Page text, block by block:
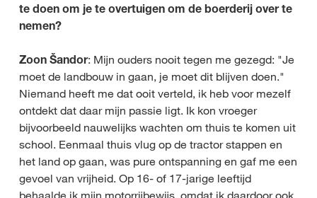
te doen om je te overtuigen om de boerderij over te
nemen?
Zoon Šandor: Mijn ouders nooit tegen me gezegd: "Je
moet de landbouw in gaan, je moet dit blijven doen."
Niemand heeft me dat ooit verteld, ik heb voor mezelf
ontdekt dat daar mijn passie ligt. Ik kon vroeger
bijvoorbeeld nauwelijks wachten om thuis te komen uit
school. Eenmaal thuis vlug op de tractor stappen en
het land op gaan, was pure ontspanning en gaf me een
gevoel van vrijheid. Op 16- of 17-jarige leeftijd
behaalde ik mijn motorrijbewijs, omdat ik daardoor ook